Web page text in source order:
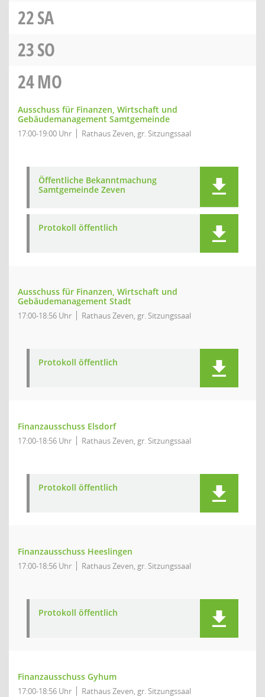
22SA
23SO
24MO
Ausschuss für Finanzen, Wirtschaft und
Gebäudemanagement Samtgemeinde
17:00-19:00 Uhr Rathaus Zeven, gr. Sitzungssaal
Öffentliche Bekanntmachung
Samtgemeinde Zeven
Protokoll öffentlich
Ausschuss für Finanzen, Wirtschaft und
Gebäudemanagement Stadt
17:00-18:56 Uhr Rathaus Zeven, gr. Sitzungssaal
Protokoll öffentlich
Finanzausschuss Elsdorf
17:00-18:56 Uhr Rathaus Zeven, gr. Sitzungssaal
Protokoll öffentlich
Finanzausschuss Heeslingen
17:00-18:56 Uhr Rathaus Zeven, gr. Sitzungssaal
Protokoll öffentlich
Finanzausschuss Gyhum
17:00-18:56 Uhr Rathaus Zeven, gr. Sitzungssaal